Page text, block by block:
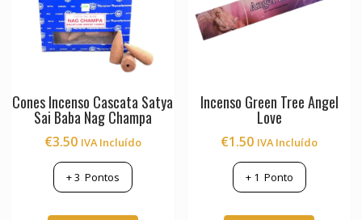
the
Cones Incenso Cascata Satya
Sai Baba Nag Champa
€3.50 IVA Incluído
+3 Pontos
Incenso Green Tree Angel
Love
€1.50 IVA Incluído
+ 1 Ponto